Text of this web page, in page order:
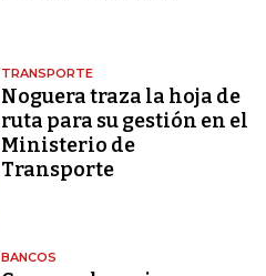
TRANSPORTE
Noguera traza la hoja de
ruta para su gestión en el
Ministerio de
Transporte
BANCOS